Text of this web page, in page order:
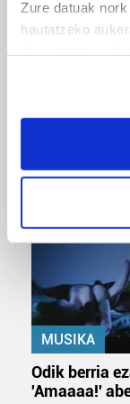
Zure datuak
hautatzeko
If you allow, we
Collect
Identify
specific
Find out more
and set your
Guk eta gure
prozesatzen
MUSIKA
Odik berria
'Amaaaa!'